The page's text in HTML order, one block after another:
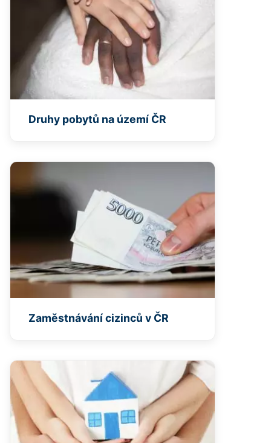
Druhy pobytů na území ČR
Zaměstnávání cizinců v ČR